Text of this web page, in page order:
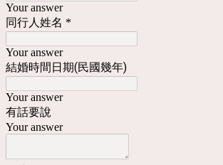
Your answer
同行人姓名 *
Your answer
結婚時間日期(民國幾年)
Your answer
有話要說
Your answer